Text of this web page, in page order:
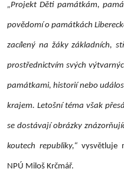
„Projekt Děti památkám,
povědomí o památkách
zacílený na žáky základních,
prostřednictvím svých
památkami, historií nebo
krajem. Letošní téma však
se dostávají obrázky
koutech republiky,“vysvětluje
NPÚ Miloš Krčmář.